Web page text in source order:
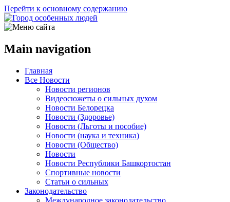
Перейти к основному содержанию
Main navigation
Главная
Все Новости
Новости регионов
Видеосюжеты о сильных духом
Новости Белорецка
Новости (Здоровье)
Новости (Льготы и пособие)
Новости (наука и техника)
Новости (Общество)
Новости
Новости Республики Башкортостан
Спортивные новости
Статьи о сильных
Законодательство
Международное законодательство